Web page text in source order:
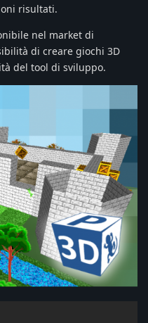
risultati.
nel market di
di creare giochi 3D
del tool di sviluppo.